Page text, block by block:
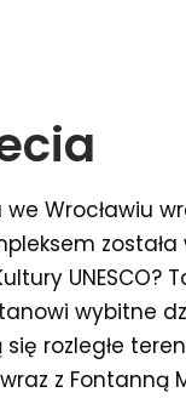
Wrocławiu
UNESCO?
wybitne
się rozległe
z Fontanną